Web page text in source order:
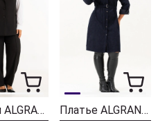
Костюм ALGRANDA (Новелла Шарм) 4181 Платье ALGRANDA (Новелла Шарм) 4176